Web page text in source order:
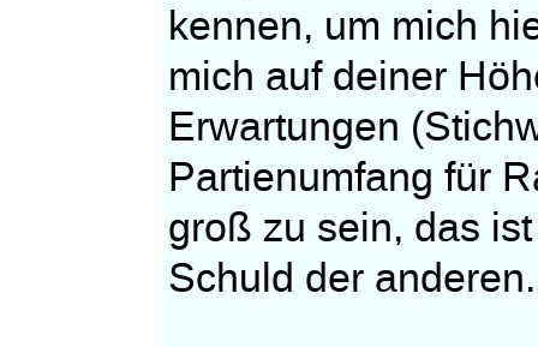
kennen, um mich
mich auf deiner
Erwartungen
Partienumfang für
groß zu sein, das
Schuld der anderen.